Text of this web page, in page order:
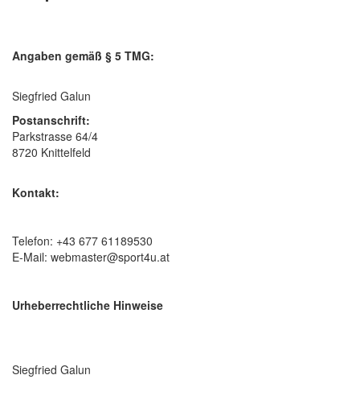
Angaben gemäß § 5 TMG:
Siegfried Galun
Postanschrift:
Parkstrasse 64/4
8720 Knittelfeld
Kontakt:
Telefon: +43 677 61189530
E-Mail: webmaster@sport4u.at
Urheberrechtliche Hinweise
Siegfried Galun